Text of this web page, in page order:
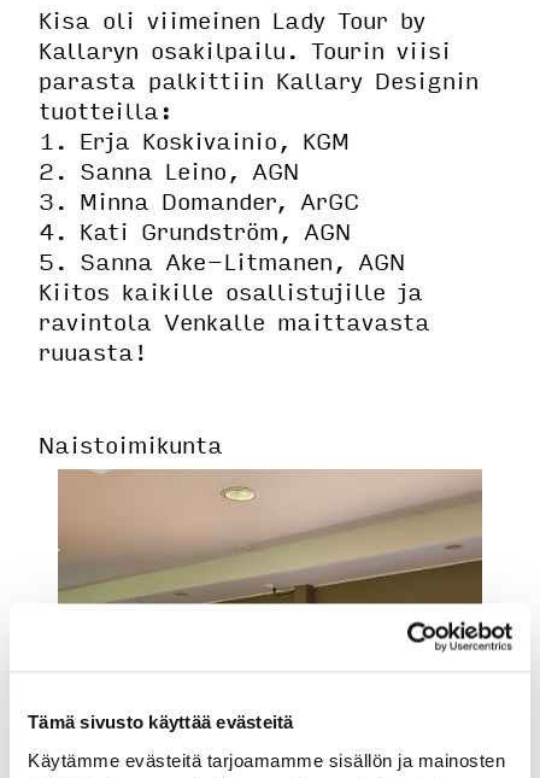
Tämä sivusto käyttää evästeitä
Käytämme evästeitä tarjoamamme sisällön ja mainosten
Kisa oli viimeinen Lady Tour by
Kallaryn osakilpailu. Tourin viisi
parasta palkittiin Kallary Designin
tuotteilla:
1. Erja Koskivainio, KGM
2. Sanna Leino, AGN
3. Minna Domander, ArGC
4. Kati Grundström, AGN
5. Sanna Ake-Litmanen, AGN
Kiitos kaikille osallistujille ja
ravintola Venkalle maittavasta
ruuasta!
Naistoimikunta